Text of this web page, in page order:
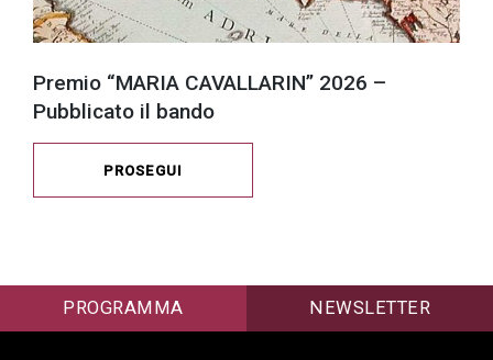
Premio “MARIA CAVALLARIN” 2026 –
Pubblicato il bando
PROSEGUI
PROGRAMMA NEWSLETTER